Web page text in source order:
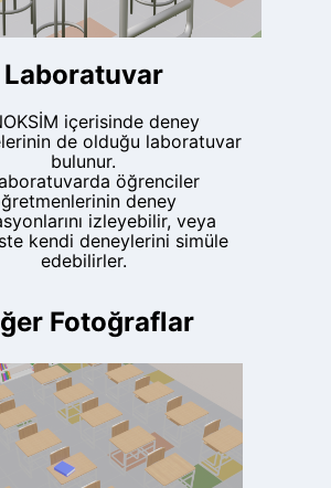
Laboratuvar
içerisinde deney
de olduğu laboratuvar
bulunur.
öğrenciler
deney
izleyebilir, veya
kendi deneylerini simüle
edebilirler.
Fotoğraflar